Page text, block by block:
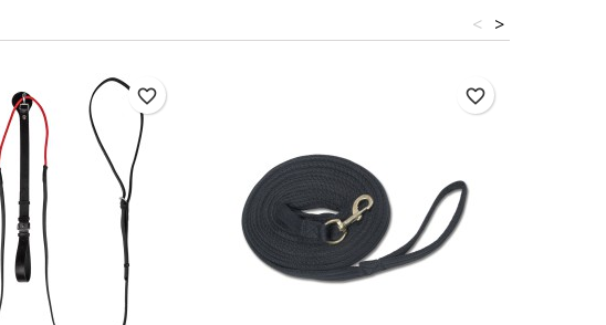
>
<
favorite_border favorite_border